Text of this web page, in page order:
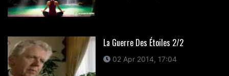
La Guerre Des Étoiles 2/2
02 Apr 2014, 17:04